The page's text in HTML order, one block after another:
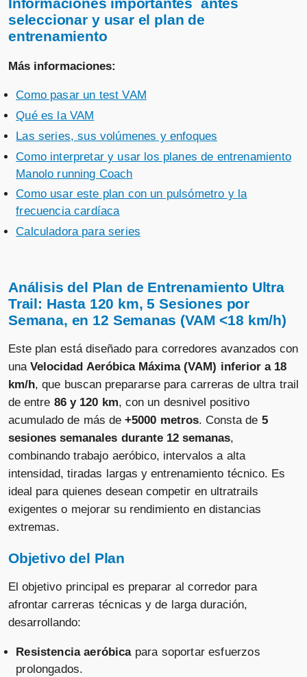
seleccionar y usar el plan de
entrenamiento
Más informaciones:
Como pasar un test VAM
Qué es la VAM
Las series, sus volúmenes y enfoques
Como interpretar y usar los planes de entrenamiento
Manolo running Coach
Como usar este plan con un pulsómetro y la
frecuencia cardíaca
Calculadora para series
Análisis del Plan de Entrenamiento Ultra
Trail: Hasta 120 km, 5 Sesiones por
Semana, en 12 Semanas (VAM <18 km/h)
Este plan está diseñado para corredores avanzados con
unaVelocidad Aeróbica Máxima (VAM) inferior a 18
km/h, que buscan prepararse para carreras de ultra trail
de entre 86 y 120 km, con un desnivel positivo
acumulado de más de+5000 metros. Consta de 5
sesiones semanales durante 12 semanas,
combinando trabajo aeróbico, intervalos a alta
intensidad, tiradas largas y entrenamiento técnico. Es
ideal para quienes desean competir en ultratrails
exigentes o mejorar su rendimiento en distancias
extremas.
Objetivo del Plan
El objetivo principal es preparar al corredor para
afrontar carreras técnicas y de larga duración,
desarrollando:
Resistencia aeróbicapara soportar esfuerzos
prolongados.